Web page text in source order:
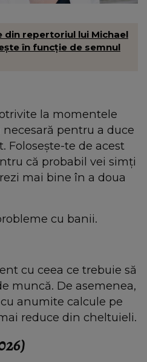
din repertoriul lui Michael
în funcție de semnul
la momentele
pentru a duce
Folosește-te de acest
că probabil vei simți
mai bine în a doua
cu banii.
cu ceea ce trebuie să
muncă. De asemenea,
anumite calcule pe
reduce din cheltuieli.